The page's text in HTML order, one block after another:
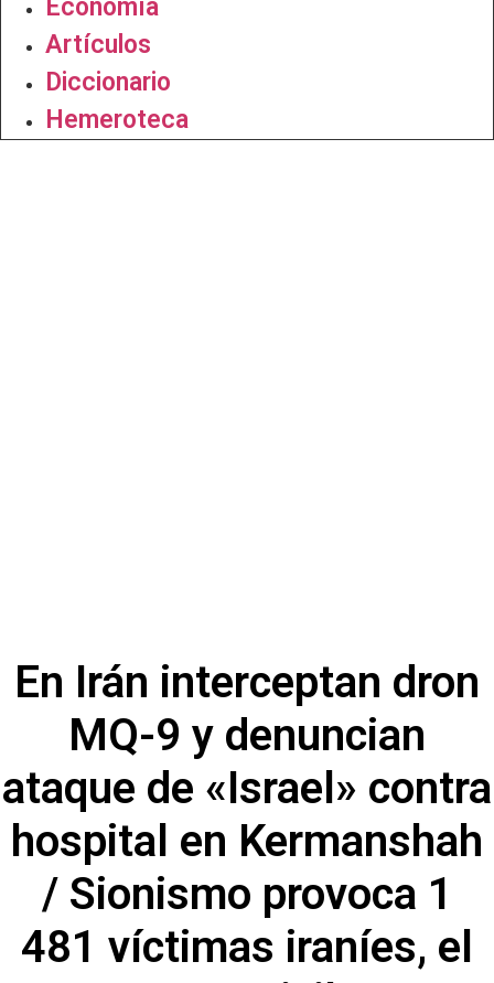
Economía
Artículos
Diccionario
Hemeroteca
En Irán interceptan dron
MQ-9 y denuncian
ataque de «Israel» contra
hospital en Kermanshah
/ Sionismo provoca 1
481 víctimas iraníes, el